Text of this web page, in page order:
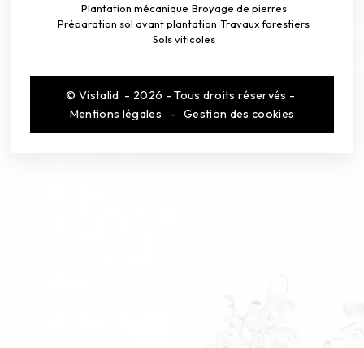
Plantation mécanique Broyage de pierres
Préparation sol avant plantation Travaux forestiers
Sols viticoles
©Vistalid - 2026 - Tous droits réservés -
Mentions légales
- Gestion des cookies